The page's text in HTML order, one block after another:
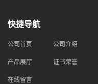
快捷导航
公司首页 公司介绍
产品展厅 证书荣誉
在线留言